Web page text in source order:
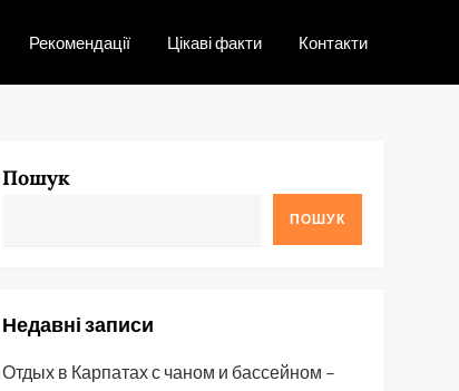
Рекомендації Цікаві факти Контакти
Пошук
ПОШУК
Недавні записи
Отдых в Карпатах с чаном и бассейном –